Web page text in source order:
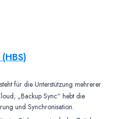
für die Unterstützung mehrerer
„Backup Sync“ hebt die
und Synchronisation.